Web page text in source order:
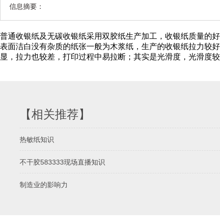
信息摘要：
普通收银纸及无碳收银纸采用双胶纸生产加工，收银纸质量的
表面洁白没有杂质的纸张一般为木浆纸，生产的收银纸拉力较
显，拉力也较差，打印过程中易拉断；其实是光滑度，光滑度
【相关推荐】
热敏纸知识
不干胶583333现场直播知识
制造业的影响力